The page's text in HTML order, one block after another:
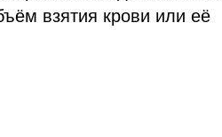
взятия крови или её